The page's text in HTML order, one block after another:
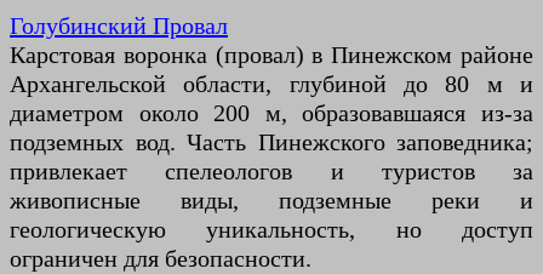
Голубинский Провал
Карстовая воронка (провал) в Пинежском районе
Архангельской области, глубиной до 80 м и
диаметром около 200 м, образовавшаяся из-за
подземных вод. Часть Пинежского заповедника;
привлекает спелеологов и туристов за
живописные виды, подземные реки и
геологическую уникальность, но доступ
ограничен для безопасности.